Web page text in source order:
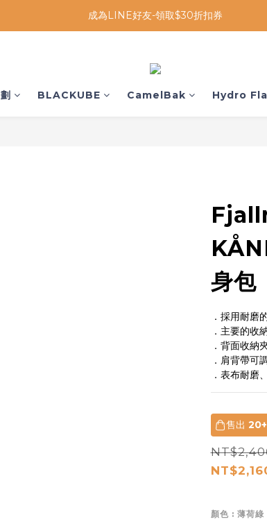
成為LINE好友-領取$30折扣券
BLACKUBE CamelBak Hydro
身包
．採用耐磨
．主要的收
．背面收納
．肩背帶可
．表布耐磨
售出 20+
顏色 : 薄荷綠